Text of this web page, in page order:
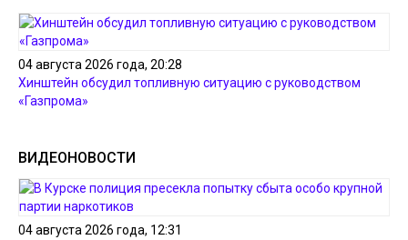
04 августа 2026 года, 20:28
Хинштейн обсудил топливную ситуацию с руководством
«Газпрома»
ВИДЕОНОВОСТИ
04 августа 2026 года, 12:31